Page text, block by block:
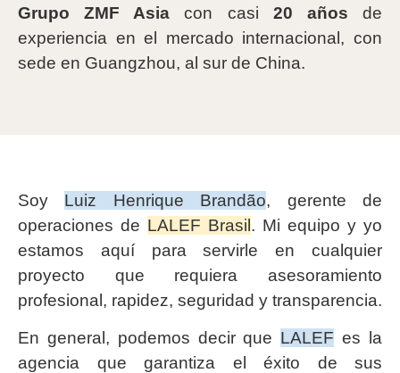
Grupo ZMF Asia con casi 20 años de
experiencia en el mercado internacional, con
sede en Guangzhou, al sur de China.
Soy Luiz Henrique Brandão, gerente de
operaciones de LALEF Brasil. Mi equipo y yo
estamos aquí para servirle en cualquier
proyecto que requiera asesoramiento
profesional, rapidez, seguridad y transparencia.
En general, podemos decir que LALEF es la
agencia que garantiza el éxito de sus